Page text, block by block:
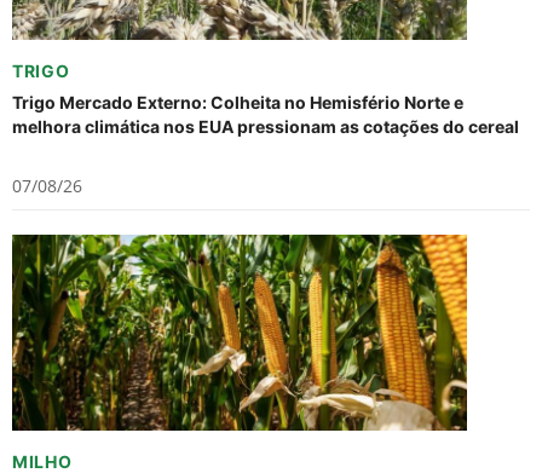
TRIGO
Trigo Mercado Externo: Colheita no Hemisfério Norte e
melhora climática nos EUA pressionam as cotações do cereal
07/08/26
MILHO